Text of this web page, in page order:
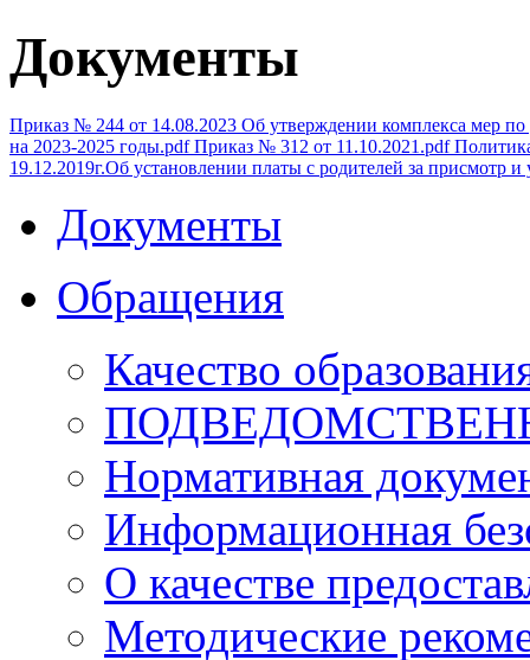
Документы
Приказ № 244 от 14.08.2023 Об утверждении комплекса мер
на 2023-2025 годы.pdf Приказ № 312 от 11.10.2021.pdf
19.12.2019г.Об установлении платы с родителей за присмотр и
Документы
Обращения
Качество
Нормативная
Информационная
О качестве
Методические